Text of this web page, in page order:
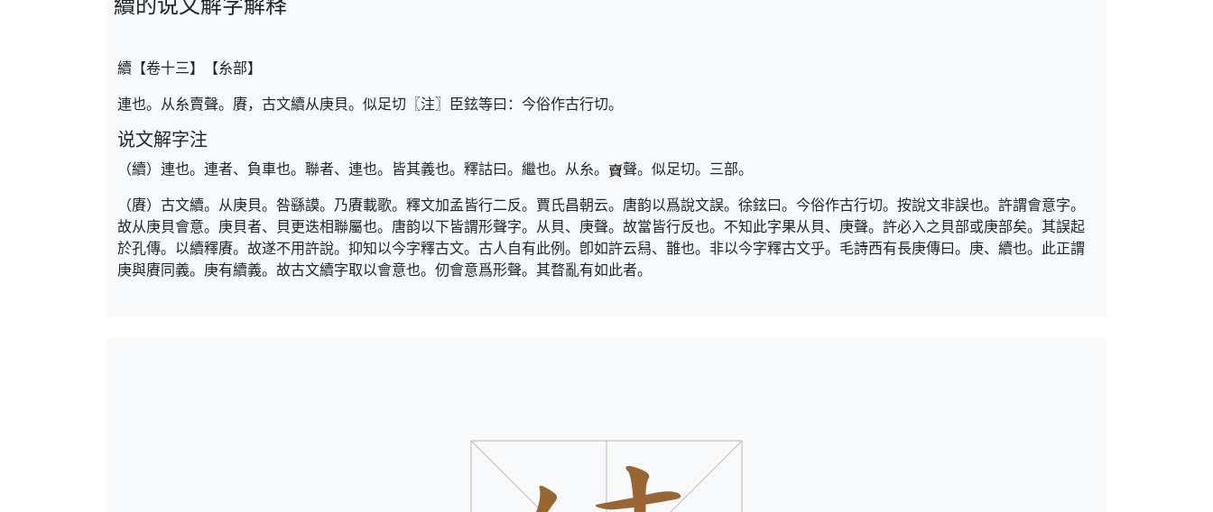
續【卷十三】【糸部】
連也。从糸賣聲。賡，古文續从庚貝。似足切〖注〗臣鉉等曰：今俗作古行切。
说文解字注
（續）連也。連者、負車也。聯者、連也。皆其義也。釋詁曰。繼也。从糸。
聲。似足切。三部。
（賡）古文續。从庚貝。咎繇謨。乃賡載歌。釋文加孟皆行二反。賈氏昌朝云。唐韵以爲說文誤。徐鉉曰。今俗作古行切。按說文非誤也。許謂會意字。
故从庚貝會意。庚貝者、貝更迭相聯屬也。唐韵以下皆謂形聲字。从貝、庚聲。故當皆行反也。不知此字果从貝、庚聲。許必入之貝部或庚部矣。其誤起
於孔傳。以續釋賡。故遂不用許說。抑知以今字釋古文。古人自有此例。卽如許云舄、䧿也。非以今字釋古文乎。毛詩西有長庚傳曰。庚、續也。此正謂
庚與賡同義。庚有續義。故古文續字取以會意也。仞會意爲形聲。其暓亂有如此者。